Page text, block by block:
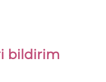
bildirim